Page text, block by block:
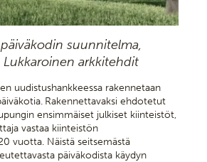
suunnitelma,
arkkitehdit
uudistushankkeessa rakennetaan
Rakennettavaksi ehdotetut
ensimmäiset julkiset kiinteistöt,
vastaa kiinteistön
vuotta. Näistä seitsemästä
päiväkodista käydyn